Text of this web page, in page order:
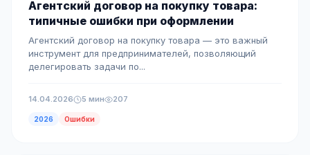
Агентский договор на покупку товара:
типичные ошибки при оформлении
Агентский договор на покупку товара — это важный
инструмент для предпринимателей, позволяющий
делегировать задачи по...
14.04.2026 5 мин 207
2026 Ошибки